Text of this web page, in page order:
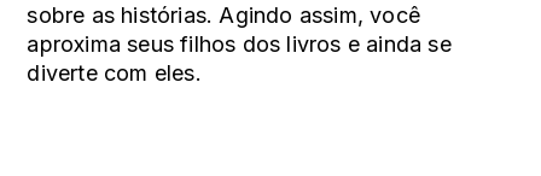
sobre as histórias. Agindo assim, você
aproxima seus filhos dos livros e ainda se
diverte com eles.